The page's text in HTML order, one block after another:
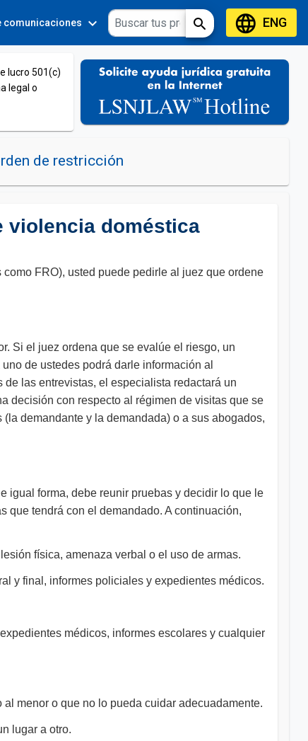
comunicaciones expand_more Toolsexpand_more search languageENG
lucro 501(c)
legal o
de restricción
violencia doméstica
FRO), usted puede pedirle al juez que ordene
Si el juez ordena que se evalúe el riesgo, un
de ustedes podrá darle información al
las entrevistas, el especialista redactará un
decisión con respecto al régimen de visitas que se
demandante y la demandada) o a sus abogados,
igual forma, debe reunir pruebas y decidir lo que le
que tendrá con el demandado. A continuación,
física, amenaza verbal o el uso de armas.
y final, informes policiales y expedientes médicos.
médicos, informes escolares y cualquier
menor o que no lo pueda cuidar adecuadamente.
lugar a otro.